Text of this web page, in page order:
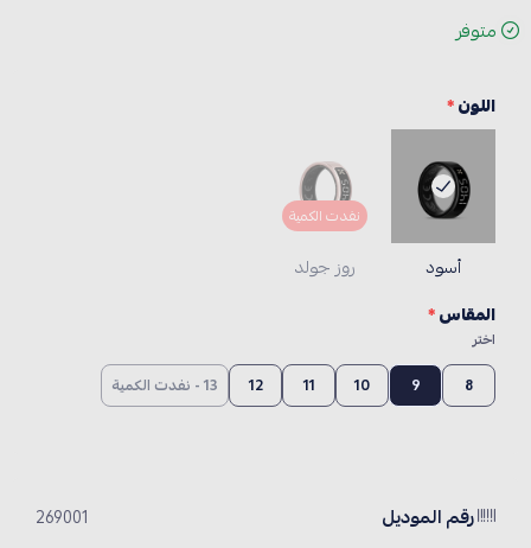
متوفر
اللون*
أسود
نفدت الكمية
روز جولد
المقاس*
اختر
8
9
10
11
12 13 - نفدت الكمية
رقم الموديل 269001